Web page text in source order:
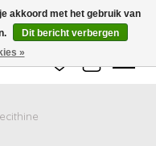
januari. Houd er rekening mee
langer kan zijn dan
Verlanglijst
akkoord met het gebruik van
Dit bericht verbergen
»